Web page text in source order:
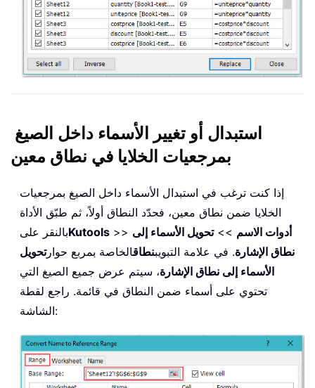
استبدال أو تغيير الأسماء داخل الصيغ
بمرجعيات الخلايا في نطاق معين
إذا كنت ترغب في استبدال الأسماء داخل الصيغ بمرجعيات
الخلايا ضمن نطاق معين، فحدّد النطاق أولاً، ثم طبّق الأداة
بالنقر علىKutools >> أدوات الاسم >>تحويل الأسماء إلى
نطاق الإشارة. في علامة التبويبنطاقالخاصة بمربع حوارتحويل
الأسماء إلى نطاق الإشارة، سيتم عرض جميع الصيغ التي
تحتوي على أسماء ضمن النطاق في قائمة. راجع لقطة
الشاشة: